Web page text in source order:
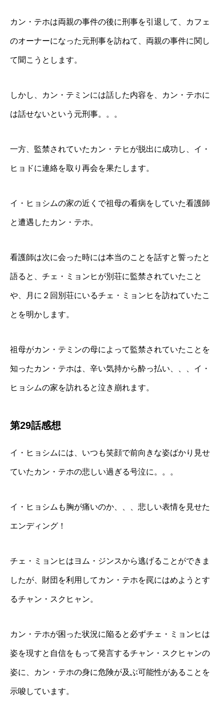
カン・テホは両親の事件の後に刑事を引退して、カフェ
のオーナーになった元刑事を訪ねて、両親の事件に関し
て聞こうとします。
しかし、カン・テミンには話した内容を、カン・テホに
は話せないという元刑事。。。
一方、監禁されていたカン・テヒが脱出に成功し、イ・
ヒョドに連絡を取り再会を果たします。
イ・ヒョシムの家の近くで祖母の看病をしていた看護師
と遭遇したカン・テホ。
看護師は次に会った時には本当のことを話すと誓ったと
語ると、チェ・ミョンヒが別荘に監禁されていたこと
や、月に２回別荘にいるチェ・ミョンヒを訪ねていたこ
とを明かします。
祖母がカン・テミンの母によって監禁されていたことを
知ったカン・テホは、辛い気持から酔っ払い、、、イ・
ヒョシムの家を訪れると泣き崩れます。
第29話感想
イ・ヒョシムには、いつも笑顔で前向きな姿ばかり見せ
ていたカン・テホの悲しい過ぎる号泣に。。。
イ・ヒョシムも胸が痛いのか、、、悲しい表情を見せた
エンディング！
チェ・ミョンヒはヨム・ジンスから逃げることができま
したが、財団を利用してカン・テホを罠にはめようとす
るチャン・スクヒャン。
カン・テホが困った状況に陥ると必ずチェ・ミョンヒは
姿を現すと自信をもって発言するチャン・スクヒャンの
姿に、カン・テホの身に危険が及ぶ可能性があることを
示唆しています。